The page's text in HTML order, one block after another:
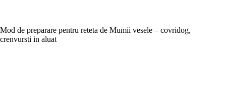
Mod de preparare pentru reteta de Mumii vesele – covridog,
crenvursti in aluat